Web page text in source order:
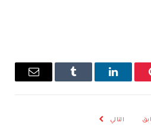
لينكدإن Tumblr
البريد
التالي